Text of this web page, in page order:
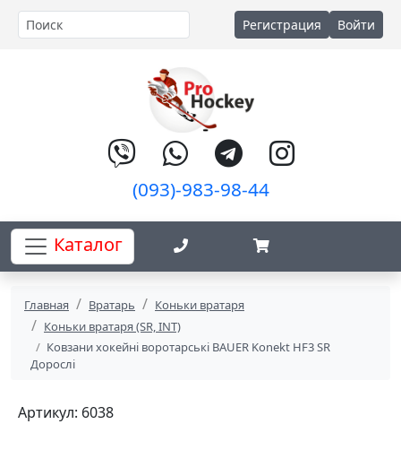
Регистрация Войти
(093)-983-98-44
Каталог
Главная Вратарь
Коньки вратаря
Коньки вратаря (SR, INT)
Ковзани хокейні воротарські BAUER Konekt HF3 SR
Дорослі
Артикул: 6038